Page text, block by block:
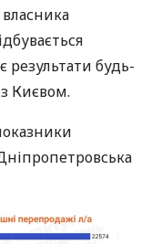
будь-
Києвом.